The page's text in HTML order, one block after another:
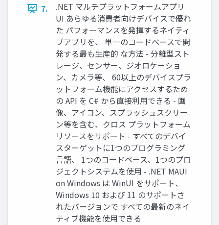
7.
.NET マルチプラットフォームアプリ
UI あらゆる消費者向けデバイスで優れ
た パフォーマンスを発揮するネイティ
ブアプリを、 単⼀のコードベースで開
発する最も⽣産的 な⽅法 - 分離型スト
レージ、センサー、ジオロケーショ
ン、カメラ等、 60以上のデバイスプラ
ットフォーム機能にアクセスするため
の API を C# から直接利⽤できる - 画
像、アイコン、スプラッシュスクリー
ン等を含む、クロス プラットフォーム
リソースをサポート - すべてのデバイ
スターゲットに1つのプログラミング
⾔語、 1つのコードベース、1つのプロ
ジェクトシステムを使⽤ - .NET MAUI
on Windows は WinUI をサポート、
Windows 10 および 11 のサポートさ
れたバージョンで すべての最新のネイ
ティブ機能を使⽤できる